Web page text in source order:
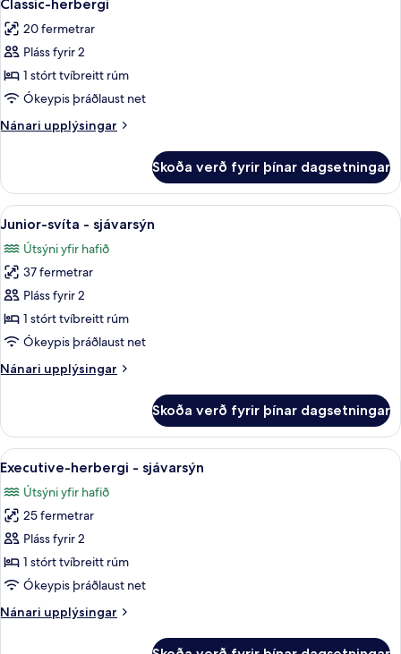
allar
myndir
fyrir
Classic-
herbergi
Classic-herbergi
20 fermetrar
Pláss fyrir 2
1 stórt tvíbreitt rúm
Ókeypis þráðlaust net
Nánari upplýsingar
Nánari
herbergi
Skoða verð fyrir þínar dagsetningar
Skoða
allar
myndir
fyrir
Junior-
svíta
-
Rúmföt af bestu gerð, rúm með
5
Junior-svíta - sjávarsýn
Útsýni yfir hafið
37 fermetrar
Pláss fyrir 2
1 stórt tvíbreitt rúm
Ókeypis þráðlaust net
Nánari upplýsingar
Nánari
svíta
sjávarsýn
Skoða verð fyrir þínar dagsetningar
Skoða
allar
myndir
fyrir
Executive-
herbergi
-
Executive-herbergi - sjávarsýn |
5
Executive-herbergi - sjávarsýn
Útsýni yfir hafið
25 fermetrar
Pláss fyrir 2
1 stórt tvíbreitt rúm
Ókeypis þráðlaust net
Nánari upplýsingar
Nánari